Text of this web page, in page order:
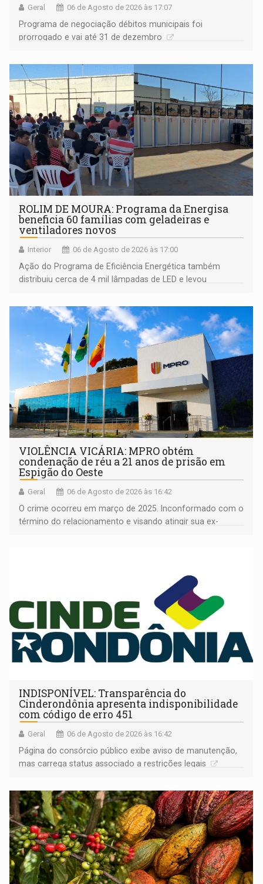
Geral 06 de Agosto de 2026 às 17:07
Programa de negociação débitos municipais foi
prorrogado e vai até 31 de dezembro
ROLIM DE MOURA: Programa da Energisa
beneficia 60 famílias com geladeiras e
ventiladores novos
Interior 06 de Agosto de 2026 às 17:00
Ação do Programa de Eficiência Energética também
distribuiu cerca de 4 mil lâmpadas de LED e levou
comunidade
VIOLÊNCIA VICÁRIA: MPRO obtém
condenação de réu a 21 anos de prisão em
Espigão do Oeste
Geral 06 de Agosto de 2026 às 16:42
O crime ocorreu em março de 2025. Inconformado com o
término do relacionamento e visando atingir sua ex-
INDISPONÍVEL: Transparência do
Cinderondônia apresenta indisponibilidade
com código de erro 451
Geral 06 de Agosto de 2026 às 16:42
Página do consórcio público exibe aviso de manutenção,
mas carrega status associado a restrições legais